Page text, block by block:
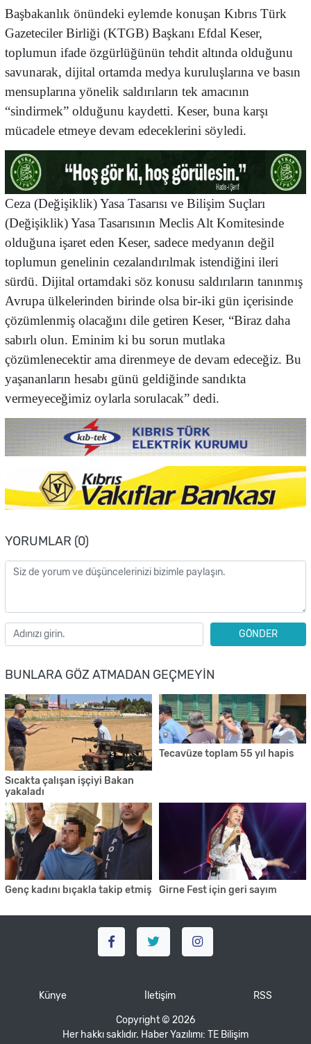
Başbakanlık önündeki eylemde konuşan Kıbrıs Türk
Gazeteciler Birliği (KTGB) Başkanı Efdal Keser,
toplumun ifade özgürlüğünün tehdit altında olduğunu
savunarak, dijital ortamda medya kuruluşlarına ve basın
mensuplarına yönelik saldırıların tek amacının
“sindirmek” olduğunu kaydetti. Keser, buna karşı
mücadele etmeye devam edeceklerini söyledi.
Ceza (Değişiklik) Yasa Tasarısı ve Bilişim Suçları
(Değişiklik) Yasa Tasarısının Meclis Alt Komitesinde
olduğuna işaret eden Keser, sadece medyanın değil
toplumun genelinin cezalandırılmak istendiğini ileri
sürdü. Dijital ortamdaki söz konusu saldırıların tanınmış
Avrupa ülkelerinden birinde olsa bir-iki gün içerisinde
çözümlenmiş olacağını dile getiren Keser, “Biraz daha
sabırlı olun. Eminim ki bu sorun mutlaka
çözümlenecektir ama direnmeye de devam edeceğiz. Bu
yaşananların hesabı günü geldiğinde sandıkta
vermeyeceğimiz oylarla sorulacak” dedi.
YORUMLAR (0)
GÖNDER
BUNLARA GÖZ ATMADAN GEÇMEYIN
Sıcakta çalışan işçiyi Bakan
yakaladı
Tecavüze toplam 55 yıl hapis
Genç kadını bıçakla takip etmiş Girne Fest için geri sayım
Künye İletişim RSS
Copyright © 2026
Her hakkı saklıdır. Haber Yazılımı: TE Bilişim